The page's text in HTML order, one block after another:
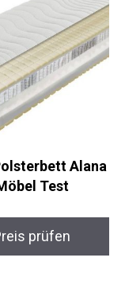
Alana
Test
prüfen